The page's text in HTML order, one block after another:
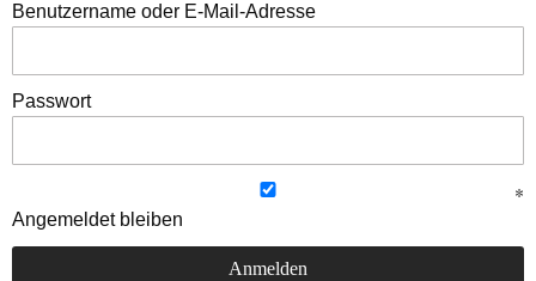
Benutzername oder E-Mail-Adresse
Passwort
Angemeldet bleiben